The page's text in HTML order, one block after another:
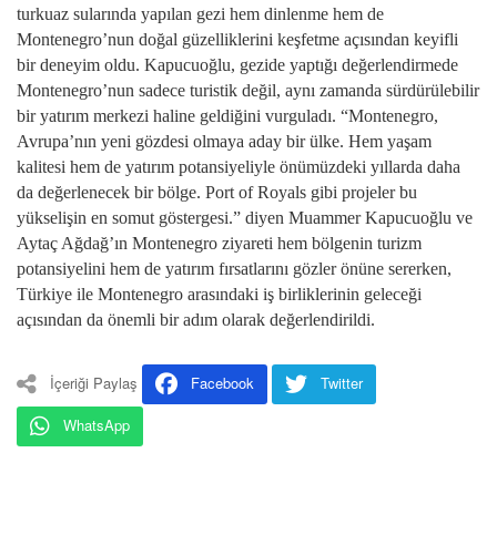
turkuaz sularında yapılan gezi hem dinlenme hem de
Montenegro’nun doğal güzelliklerini keşfetme açısından keyifli
bir deneyim oldu. Kapucuoğlu, gezide yaptığı değerlendirmede
Montenegro’nun sadece turistik değil, aynı zamanda sürdürülebilir
bir yatırım merkezi haline geldiğini vurguladı. “Montenegro,
Avrupa’nın yeni gözdesi olmaya aday bir ülke. Hem yaşam
kalitesi hem de yatırım potansiyeliyle önümüzdeki yıllarda daha
da değerlenecek bir bölge. Port of Royals gibi projeler bu
yükselişin en somut göstergesi.” diyen Muammer Kapucuoğlu ve
Aytaç Ağdağ’ın Montenegro ziyareti hem bölgenin turizm
potansiyelini hem de yatırım fırsatlarını gözler önüne sererken,
Türkiye ile Montenegro arasındaki iş birliklerinin geleceği
açısından da önemli bir adım olarak değerlendirildi.
İçeriği Paylaş Facebook
Twitter
WhatsApp